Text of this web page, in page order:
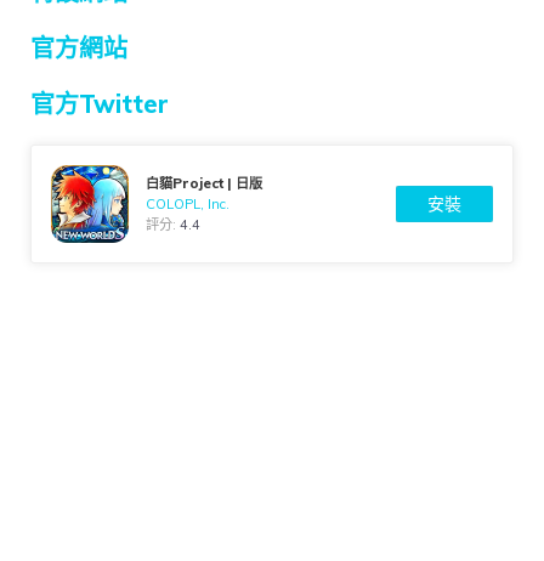
官方網站
官方Twitter
白貓Project | 日版
COLOPL, Inc.
評分:4.4
安裝